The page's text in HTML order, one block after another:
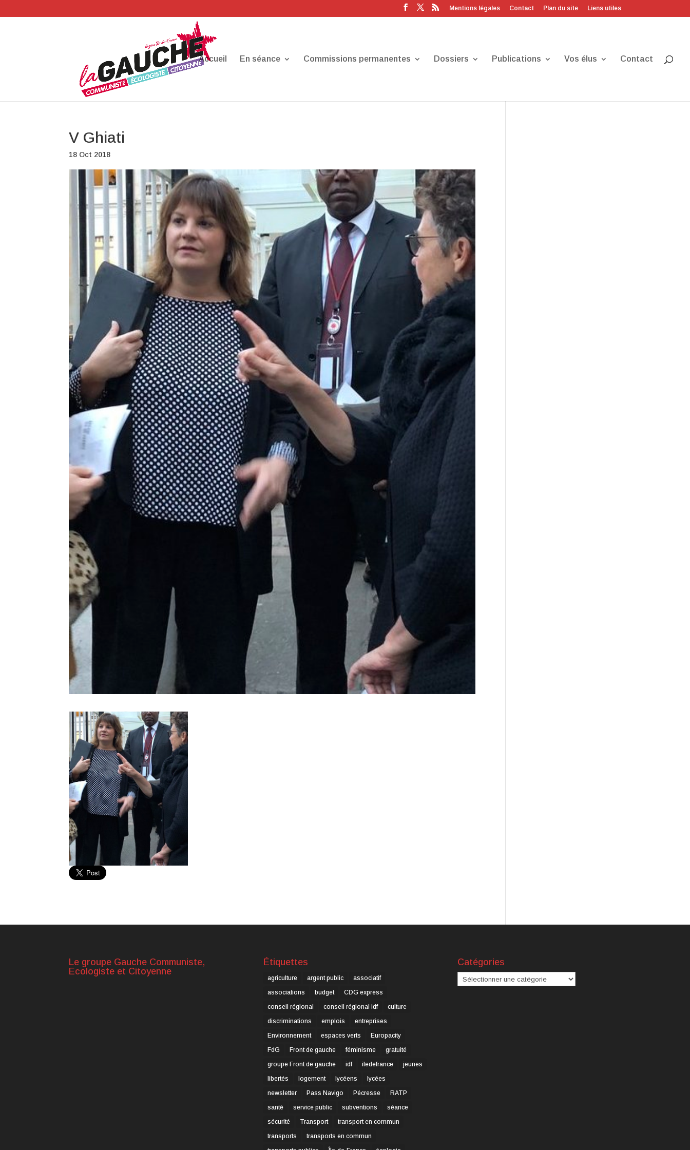
Mentions légales Contact Plan du site Liens utiles
Accueil En séance Commissions permanentes Dossiers Publications Vos élus Contact
V Ghiati
18 Oct 2018
Le groupe Gauche Communiste,
Ecologiste et Citoyenne
Étiquettes
agriculture argent public
associatif
associations
budget
CDG express
conseil régional
conseil régional idf
culture
discriminations
emplois
entreprises
Environnement
espaces verts
Europacity
FdG
Front de gauche féminisme
gratuité
groupe Front de gauche
idf iledefrance
jeunes
libertés
logement lycéens
lycées
newsletter
Pass Navigo Pécresse
RATP
santé
service public subventions
séance
sécurité
Transport
transport en commun
transports
transports en commun
Catégories
Catégories